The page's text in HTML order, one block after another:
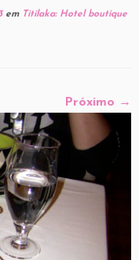
emTitilaka: Hotel boutique
Próximo →